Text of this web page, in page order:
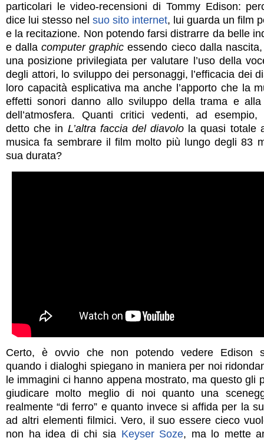
particolari le video-recensioni di Tommy Edison:
dice lui stesso nel suo sito internet, lui guarda un film
e la recitazione. Non potendo farsi distrarre da belle
e dallacomputer graphic essendo cieco dalla
una posizione privilegiata per valutare l’uso della
degli attori, lo sviluppo dei personaggi, l’efficacia dei
loro capacità esplicativa ma anche l’apporto che la
effetti sonori danno allo sviluppo della trama e alla
dell’atmosfera. Quanti critici vedenti, ad esempio,
detto che in L’altra faccia del diavolo la quasi totale
musica fa sembrare il film molto più lungo degli 83
sua durata?
Certo, è ovvio che non potendo vedere Edison
quando i dialoghi spiegano in maniera per noi
le immagini ci hanno appena mostrato, ma questo gli
giudicare molto meglio di noi quanto una
realmente “di ferro” e quanto invece si affida per la
ad altri elementi filmici. Vero, il suo essere cieco
non ha idea di chi sia Keyser Soze, ma lo mette